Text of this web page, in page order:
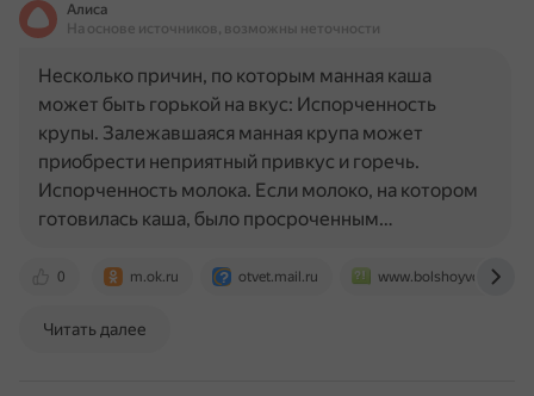
Алиса
На основе источников, возможны неточности
0 m.ok.ru otvet.mail.ru www.bolshoyvopros.ru
Несколько причин, по которым манная каша
может быть горькой на вкус: Испорченность
крупы. Залежавшаяся манная крупа может
приобрести неприятный привкус и горечь.
Испорченность молока. Если молоко, на котором
готовилась каша, было просроченным…
Читать далее